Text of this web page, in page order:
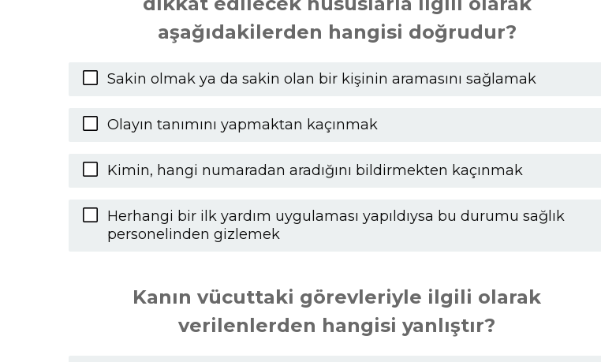
aşağıdakilerden hangisi doğrudur?
Sakin olmak ya da sakin olan bir kişinin aramasını sağlamak
Olayın tanımını yapmaktan kaçınmak
Kimin, hangi numaradan aradığını bildirmekten kaçınmak
Herhangi bir ilk yardım uygulaması yapıldıysa bu durumu sağlık
personelinden gizlemek
Kanın vücuttaki görevleriyle ilgili olarak
verilenlerden hangisi yanlıştır?